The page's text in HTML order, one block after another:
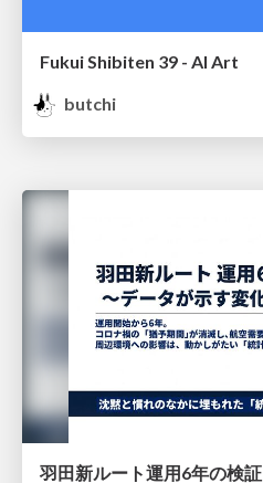
Fukui Shibiten 39 - AI Art
butchi
羽田新ルート運用6年の検証